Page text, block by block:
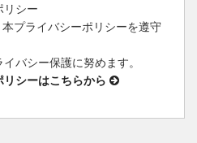
リシー
プライバシーポリシーを遵守
バシー保護に努めます。
シーはこちらから